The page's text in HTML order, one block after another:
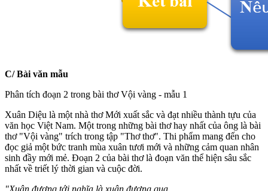
C/ Bài văn mẫu
Phân tích đoạn 2 trong bài thơ Vội vàng - mẫu 1
Xuân Diệu là một nhà thơ Mới xuất sắc và đạt nhiều thành tựu của
văn học Việt Nam. Một trong những bài thơ hay nhất của ông là bài
thơ "Vội vàng" trích trong tập "Thơ thơ". Thi phẩm mang đến cho
đọc giả một bức tranh mùa xuân tươi mới và những cảm quan nhân
sinh đầy mới mẻ. Đoạn 2 của bài thơ là đoạn văn thể hiện sâu sắc
nhất về triết lý thời gian và cuộc đời.